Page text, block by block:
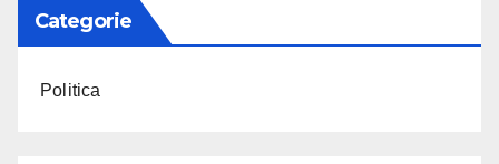
Categorie
Politica